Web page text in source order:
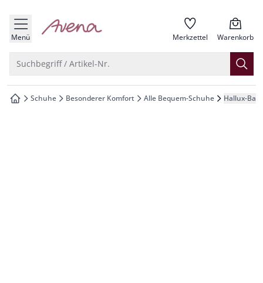
springen
springen
springen
springen
Menü zur Startseite Merkzettel Warenkorb
Suchbegriff / Artikel-Nr.
zur Startseite
Schuhe Besonderer Komfort Alle Bequem-Schuhe Hallux-